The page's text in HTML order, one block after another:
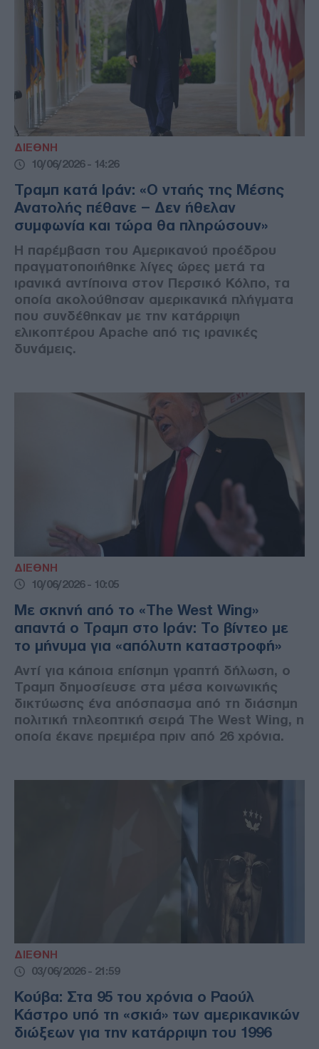
ΔΙΕΘΝΗ
10/06/2026 - 14:26
Τραμπ κατά Ιράν: «Ο νταής της Μέσης
Ανατολής πέθανε – Δεν ήθελαν
συμφωνία και τώρα θα πληρώσουν»
Η παρέμβαση του Αμερικανού προέδρου
πραγματοποιήθηκε λίγες ώρες μετά τα
ιρανικά αντίποινα στον Περσικό Κόλπο, τα
οποία ακολούθησαν αμερικανικά πλήγματα
που συνδέθηκαν με την κατάρριψη
ελικοπτέρου Apache από τις ιρανικές
δυνάμεις.
ΔΙΕΘΝΗ
10/06/2026 - 10:05
Με σκηνή από το «The West Wing»
απαντά ο Τραμπ στο Ιράν: Το βίντεο με
το μήνυμα για «απόλυτη καταστροφή»
Αντί για κάποια επίσημη γραπτή δήλωση, ο
Τραμπ δημοσίευσε στα μέσα κοινωνικής
δικτύωσης ένα απόσπασμα από τη διάσημη
πολιτική τηλεοπτική σειρά The West Wing, η
οποία έκανε πρεμιέρα πριν από 26 χρόνια.
ΔΙΕΘΝΗ
03/06/2026 - 21:59
Κούβα: Στα 95 του χρόνια ο Ραούλ
Κάστρο υπό τη «σκιά» των αμερικανικών
διώξεων για την κατάρριψη του 1996